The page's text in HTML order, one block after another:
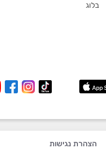
בלוג
הצהרת נגישות